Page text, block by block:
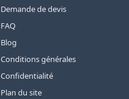
Demande de devis
FAQ
Blog
Conditions générales
Confidentialité
Plan du site